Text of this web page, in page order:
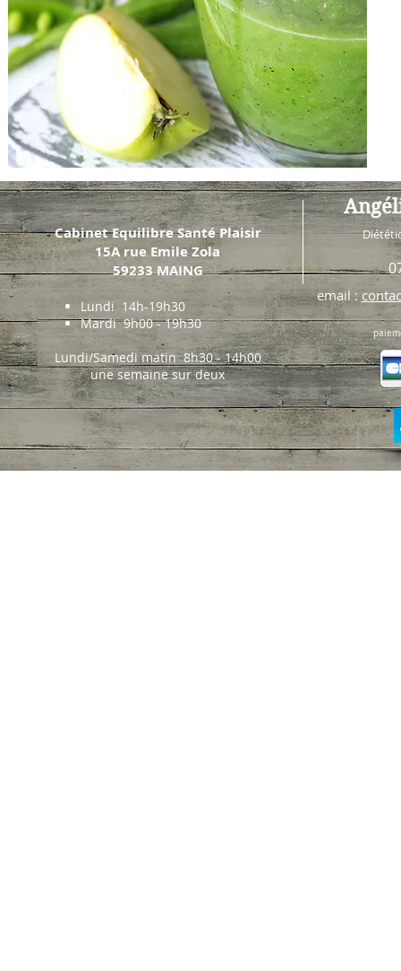
Cabinet Equilibre Santé Plaisir
15A rue Emile Zola
59233 MAING
Lundi 14h-19h30
Mardi 9h00 - 19h30
Lundi/Samedi matin8h30 - 14h00
une semaine sur deux
email :